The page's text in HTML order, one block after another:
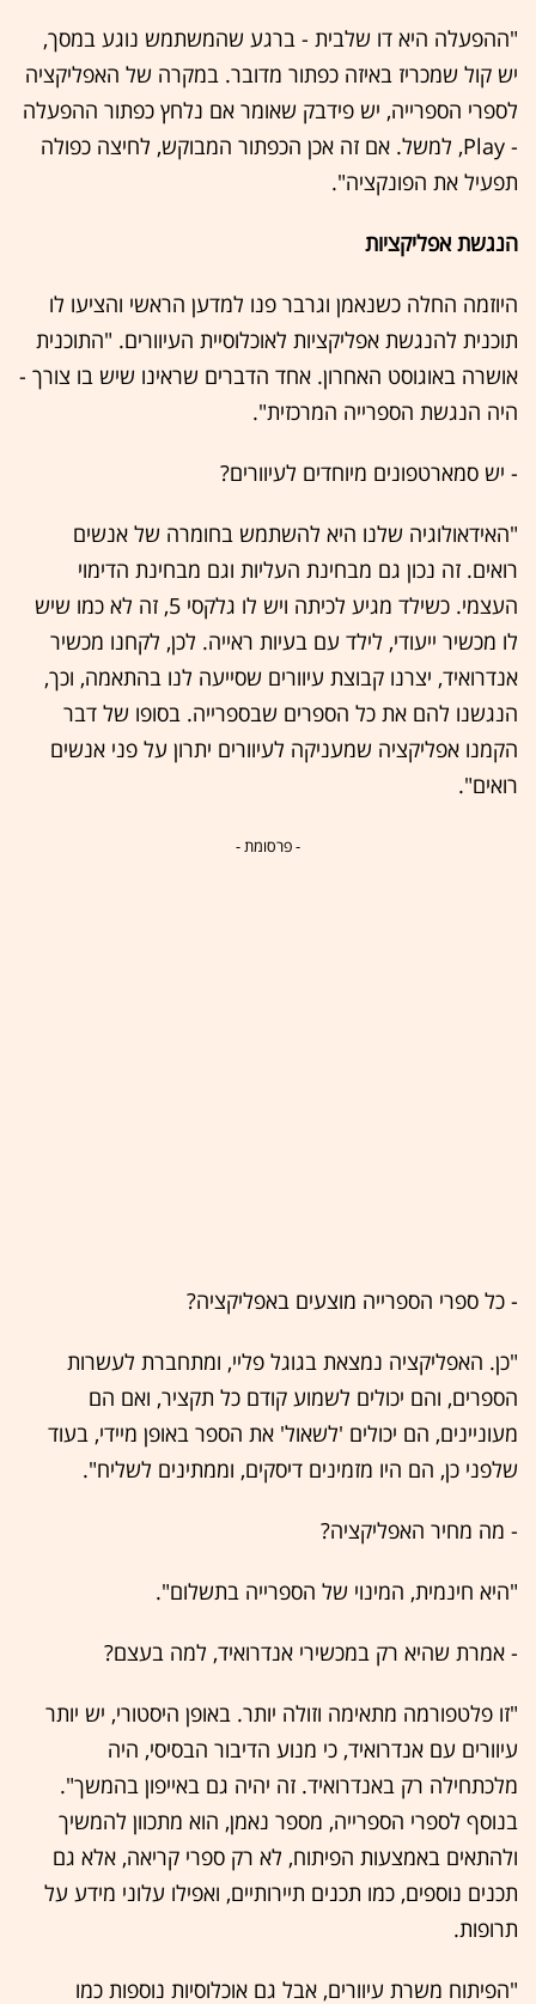
"ההפעלה היא דו שלבית - ברגע שהמשתמש נוגע במסך,
יש קול שמכריז באיזה כפתור מדובר. במקרה של האפליקציה
לספרי הספרייה, יש פידבק שאומר אם נלחץ כפתור ההפעלה
- Play, למשל. אם זה אכן הכפתור המבוקש, לחיצה כפולה
תפעיל את הפונקציה".
הנגשת אפליקציות
היוזמה החלה כשנאמן וגרבר פנו למדען הראשי והציעו לו
תוכנית להנגשת אפליקציות לאוכלוסיית העיוורים. "התוכנית
אושרה באוגוסט האחרון. אחד הדברים שראינו שיש בו צורך -
היה הנגשת הספרייה המרכזית".
- יש סמארטפונים מיוחדים לעיוורים?
"האידאולוגיה שלנו היא להשתמש בחומרה של אנשים
רואים. זה נכון גם מבחינת העליות וגם מבחינת הדימוי
העצמי. כשילד מגיע לכיתה ויש לו גלקסי 5, זה לא כמו שיש
לו מכשיר ייעודי, לילד עם בעיות ראייה. לכן, לקחנו מכשיר
אנדרואיד, יצרנו קבוצת עיוורים שסייעה לנו בהתאמה, וכך,
הנגשנו להם את כל הספרים שבספרייה. בסופו של דבר
הקמנו אפליקציה שמעניקה לעיוורים יתרון על פני אנשים
רואים".
- פרסומת -
- כל ספרי הספרייה מוצעים באפליקציה?
"כן. האפליקציה נמצאת בגוגל פליי, ומתחברת לעשרות
הספרים, והם יכולים לשמוע קודם כל תקציר, ואם הם
מעוניינים, הם יכולים 'לשאול' את הספר באופן מיידי, בעוד
שלפני כן, הם היו מזמינים דיסקים, וממתינים לשליח".
- מה מחיר האפליקציה?
"היא חינמית, המינוי של הספרייה בתשלום".
- אמרת שהיא רק במכשירי אנדרואיד, למה בעצם?
"זו פלטפורמה מתאימה וזולה יותר. באופן היסטורי, יש יותר
עיוורים עם אנדרואיד, כי מנוע הדיבור הבסיסי, היה
מלכתחילה רק באנדרואיד. זה יהיה גם באייפון בהמשך".
בנוסף לספרי הספרייה, מספר נאמן, הוא מתכוון להמשיך
ולהתאים באמצעות הפיתוח, לא רק ספרי קריאה, אלא גם
תכנים נוספים, כמו תכנים תיירותיים, ואפילו עלוני מידע על
תרופות.
"הפיתוח משרת עיוורים, אבל גם אוכלוסיות נוספות כמו